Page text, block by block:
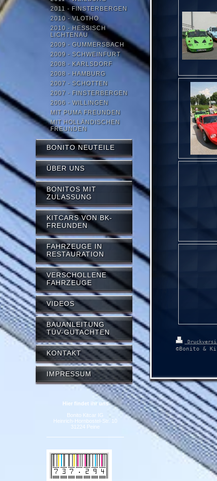
©Bonito &
2011 - FINSTERBERGEN
2010 - VLOTHO
2010 - HESSISCH
LICHTENAU
2009 - GUMMERSBACH
2009 - SCHWEINFURT
2008 - KARLSDORF
2008 - HAMBURG
2007 - SCHOTTEN
2007 - FINSTERBERGEN
2006 - WILLINGEN
MIT PUMA FREUNDEN
MIT HOLLÄNDISCHEN
FREUNDEN
BONITO NEUTEILE
ÜBER UNS
BONITOS MIT
ZULASSUNG
KITCARS VON BK-
FREUNDEN
FAHRZEUGE IN
RESTAURATION
VERSCHOLLENE
FAHRZEUGE
VIDEOS
BAUANLEITUNG
TÜV-GUTACHTEN
KONTAKT
IMPRESSUM
Hier findet ihr uns
Bonito Kitcar IG
Heinrich-Hornbostel-Str. 10
31224 Peine